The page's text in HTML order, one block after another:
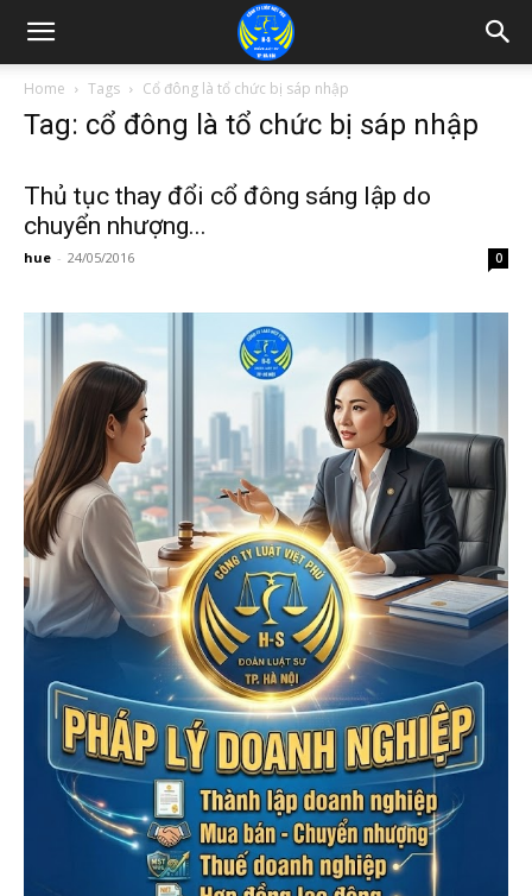
Home Tags Cổ đông là tổ chức bị sáp nhập
Tag: cổ đông là tổ chức bị sáp nhập
Thủ tục thay đổi cổ đông sáng lập do
chuyển nhượng...
hue - 24/05/2016 0